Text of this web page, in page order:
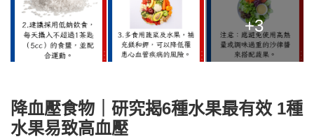
+3
降血壓食物｜研究揭6種水果最有效 1種
水果易致高血壓